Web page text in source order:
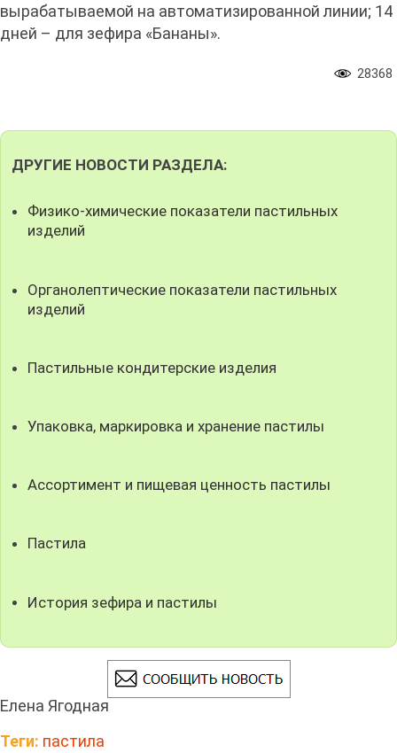
вырабатываемой на автоматизированной линии; 14
дней – для зефира «Бананы».
28368
ДРУГИЕ НОВОСТИ РАЗДЕЛА:
Физико-химические показатели пастильных
изделий
Органолептические показатели пастильных
изделий
Пастильные кондитерские изделия
Упаковка, маркировка и хранение пастилы
Ассортимент и пищевая ценность пастилы
Пастила
История зефира и пастилы
Елена Ягодная
Теги: пастила